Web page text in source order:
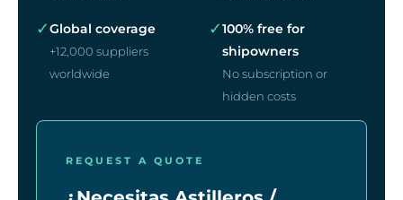
✓Global coverage
+12,000 suppliers
worldwide
✓100% free for
shipowners
No subscription or
hidden costs
REQUEST A QUOTE